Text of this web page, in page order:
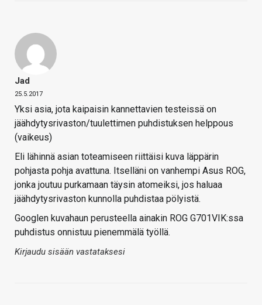
Jad
25.5.2017
Yksi asia, jota kaipaisin kannettavien testeissä on
jäähdytysrivaston/tuulettimen puhdistuksen helppous
(vaikeus)
Eli lähinnä asian toteamiseen riittäisi kuva läppärin
pohjasta pohja avattuna. Itselläni on vanhempi Asus ROG,
jonka joutuu purkamaan täysin atomeiksi, jos haluaa
jäähdytysrivaston kunnolla puhdistaa pölyistä.
Googlen kuvahaun perusteella ainakin ROG G701VIK:ssa
puhdistus onnistuu pienemmälä työllä.
Kirjaudu sisään vastataksesi